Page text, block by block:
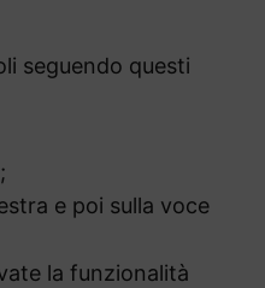
seguendo questi
e poi sulla voce
la funzionalità